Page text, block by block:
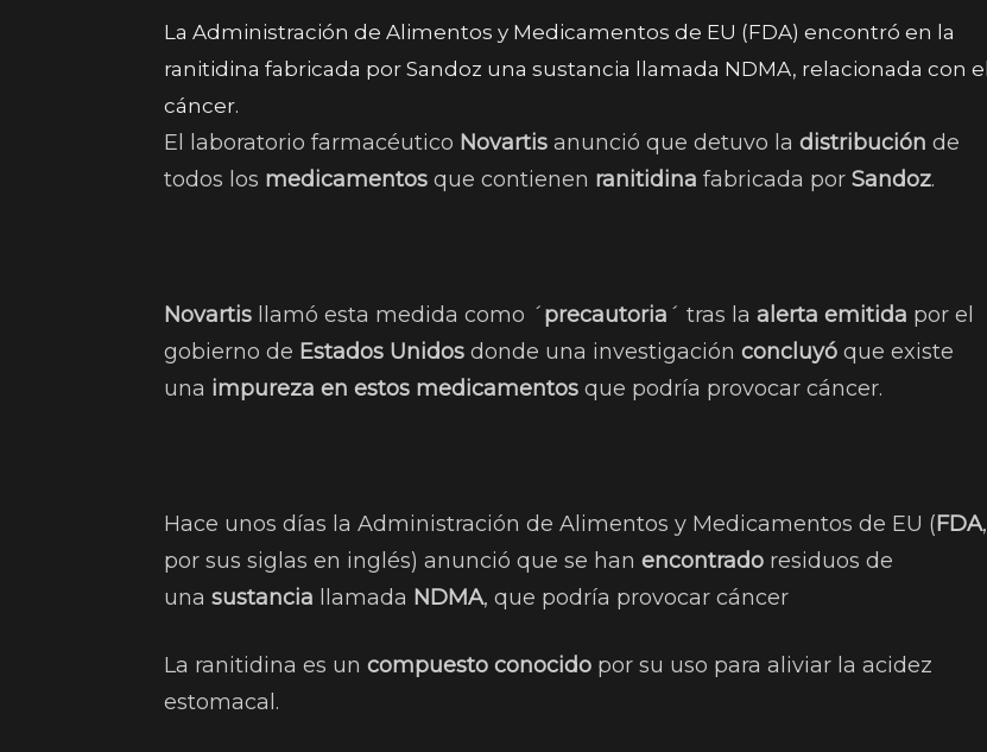
La Administración de Alimentos y Medicamentos de EU (FDA) encontró en la
ranitidina fabricada por Sandoz una sustancia llamada NDMA, relacionada con el
cáncer.
El laboratorio farmacéutico Novartis anunció que detuvo la distribución de
todos los medicamentos que contienen ranitidina fabricada por Sandoz.
Novartis llamó esta medida como ´precautoria ´ tras la alerta emitida por el
gobierno de Estados Unidos donde una investigación concluyó que existe
una impureza en estos medicamentos que podría provocar cáncer.
Hace unos días la Administración de Alimentos y Medicamentos de EU (FDA,
por sus siglas en inglés) anunció que se han encontrado residuos de
una sustancia llamada NDMA, que podría provocar cáncer
La ranitidina es un compuesto conocido por su uso para aliviar la acidez
estomacal.